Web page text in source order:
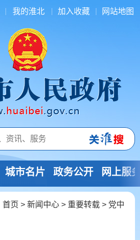
我的淮北 加入收藏 网站地图
城市名片 政务公开 网上服
首页 > 新闻中心 > 重要转载 > 党中